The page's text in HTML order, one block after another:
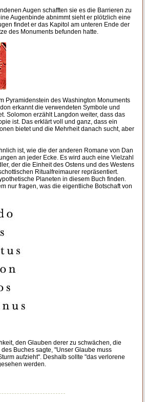
Augen schafften sie es die Barrieren zu
Augenbinde abnimmt sieht er plötzlich eine
findet er das Kapitol am unteren Ende der
des Monuments befunden hatte.
Pyramidenstein des Washington Monuments
erkannt die verwendeten Symbole und
Solomon erzählt Langdon weiter, dass das
ist. Das erklärt voll und ganz, dass ein
bietet und die Mehrheit danach sucht, aber
ist, wie die der anderen Romane von Dan
an jeder Ecke. Es wird auch eine Vielzahl
der die Einheit des Ostens und des Westens
Ritualfreimaurer repräsentiert.
Planeten in diesem Buch finden.
nur fragen, was die eigentliche Botschaft von
den Glauben derer zu schwächen, die
Buches sagte, "Unser Glaube muss
aufzieht". Deshalb sollte "das verlorene
werden.